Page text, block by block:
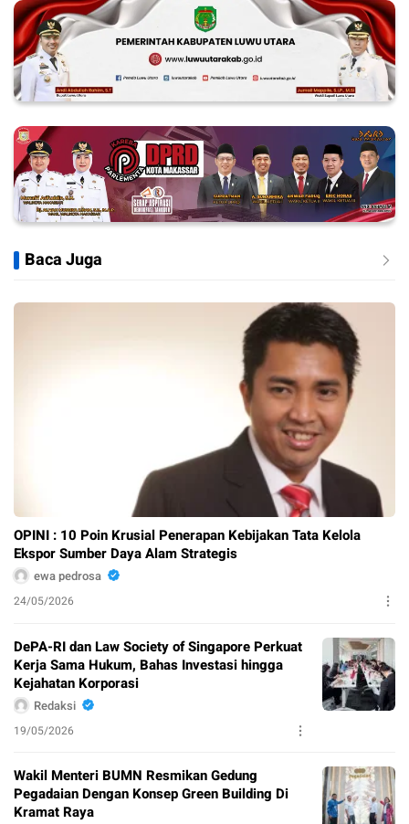
Baca Juga
OPINI : 10 Poin Krusial Penerapan Kebijakan Tata Kelola
Ekspor Sumber Daya Alam Strategis
ewa pedrosa
24/05/2026
DePA-RI dan Law Society of Singapore Perkuat
Kerja Sama Hukum, Bahas Investasi hingga
Kejahatan Korporasi
Redaksi
19/05/2026
Wakil Menteri BUMN Resmikan Gedung
Pegadaian Dengan Konsep Green Building Di
Kramat Raya